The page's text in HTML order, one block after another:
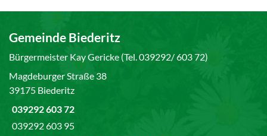
Gemeinde Biederitz
Bürgermeister Kay Gericke (Tel. 039292/ 603 72)
Magdeburger Straße 38
39175 Biederitz
039292 603 72
039292 603 95